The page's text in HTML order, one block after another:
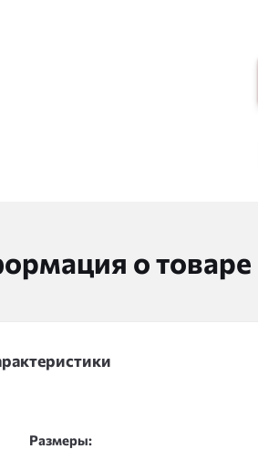
о товаре
Размеры: